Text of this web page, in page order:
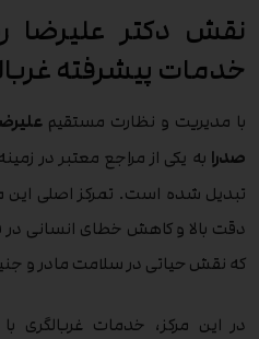
نقش دکتر علیرضا
خدمات پیشرفته
با مدیریت و نظارت مستقیم
صدرا به یکی از مراجع معتبر در
تبدیل شده است. تمرکز اصلی
دقت بالا و کاهش خطای انسانی
که نقش حیاتی در سلامت مادر و
در این مرکز، خدمات غربالگری